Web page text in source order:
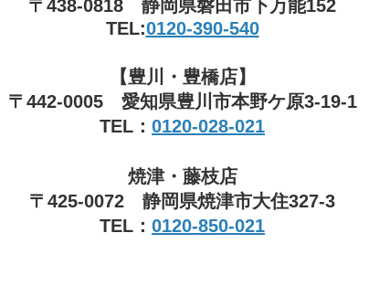
〒438-0818 静岡県磐田市下万能152
TEL:0120-390-540
【豊川・豊橋店】
〒442-0005 愛知県豊川市本野ケ原3-19-1
TEL： 0120-028-021
焼津・藤枝店
〒425-0072 静岡県焼津市大住327-3
TEL： 0120-850-021